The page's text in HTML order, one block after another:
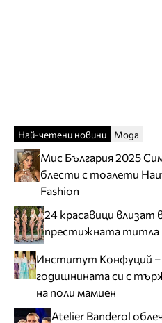
Най-четени новини Мода
Мис България 2025
блести с тоалети
Fashion
24 красавици влизат
престижната титла
Институт Конфуций –
годишнината си с
на поли мамиен
Atelier Banderol